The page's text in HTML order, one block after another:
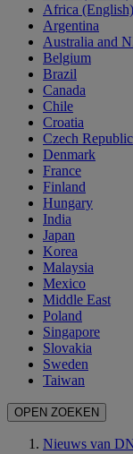
Africa (English)
Argentina
Australia and
Belgium
Brazil
Canada
Chile
Croatia
Czech Republic
Denmark
France
Finland
Hungary
India
Japan
Korea
Malaysia
Mexico
Middle East
Poland
Singapore
Slovakia
Sweden
Taiwan
OPEN ZOEKEN
Nieuws van